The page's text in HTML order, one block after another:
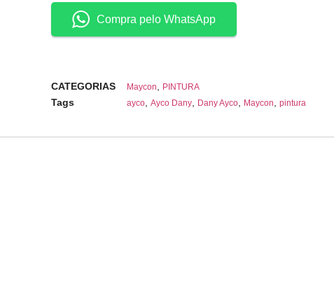
Compra pelo WhatsApp
CATEGORIAS Maycon PINTURA
Tags ayco Ayco Dany Dany Ayco Maycon pintura